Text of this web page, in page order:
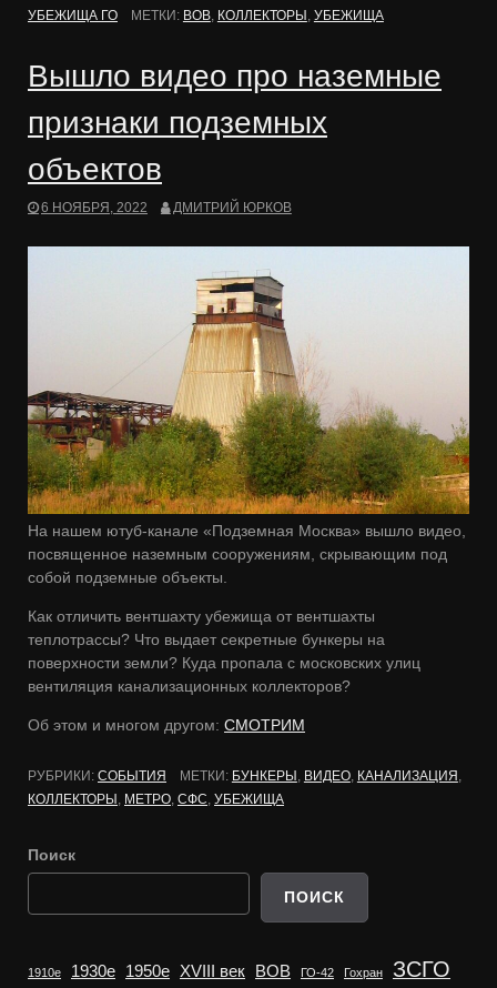
УБЕЖИЩА ГО МЕТКИ: ВОВ, КОЛЛЕКТОРЫ , УБЕЖИЩА
Вышло видео про наземные
признаки подземных
объектов
6 НОЯБРЯ, 2022 ДМИТРИЙ ЮРКОВ
На нашем ютуб-канале «Подземная Москва» вышло видео,
посвященное наземным сооружениям, скрывающим под
собой подземные объекты.
Как отличить вентшахту убежища от вентшахты
теплотрассы? Что выдает секретные бункеры на
поверхности земли? Куда пропала с московских улиц
вентиляция канализационных коллекторов?
Об этом и многом другом: СМОТРИМ
РУБРИКИ: СОБЫТИЯ МЕТКИ: БУНКЕРЫ ВИДЕО, КАНАЛИЗАЦИЯ
КОЛЛЕКТОРЫ МЕТРО СФС УБЕЖИЩА
Поиск
ПОИСК
1910е 1930е 1950е XVIII век ВОВ ГО-42 Гохран ЗСГО